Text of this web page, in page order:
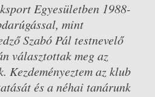
Egyesületben 1988-
mint
Szabó Pál testnevelő
választottak meg az
Kezdeményeztem az klub
és a néhai tanárunk